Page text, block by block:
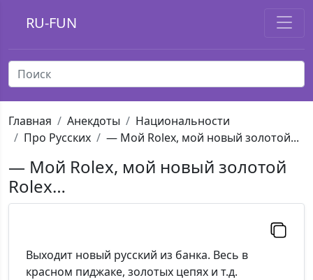
RU-FUN
Главная Анекдоты
Национальности
Про Русских
— Мой Rolex, мой новый золотой...
— Мой Rolex, мой новый золотой
Rolex…
Выходит новый русский из банка. Весь в
красном пиджаке, золотых цепях и т.д.